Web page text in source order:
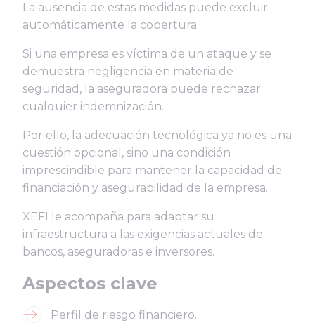
La ausencia de estas medidas puede excluir
automáticamente la cobertura.
Si una empresa es víctima de un ataque y se
demuestra negligencia en materia de
seguridad, la aseguradora puede rechazar
cualquier indemnización.
Por ello, la adecuación tecnológica ya no es una
cuestión opcional, sino una condición
imprescindible para mantener la capacidad de
financiación y asegurabilidad de la empresa.
XEFI le acompaña para adaptar su
infraestructura a las exigencias actuales de
bancos, aseguradoras e inversores.
Aspectos clave
Perfil de riesgo financiero.